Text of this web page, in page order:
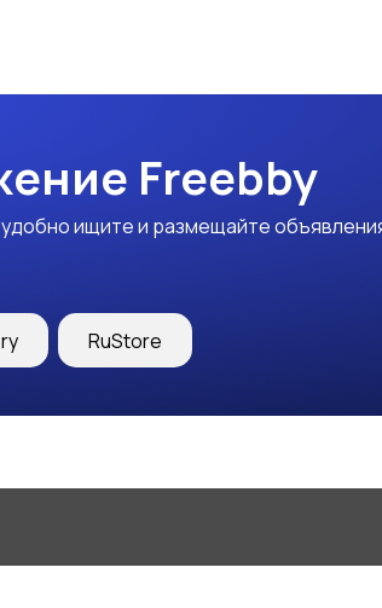
Freebby
ищите и размещайте
RuStore